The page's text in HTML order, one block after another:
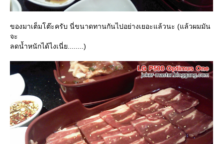
ของมาเต็มโต๊ะครับ นี่ขนาดทานกันไปอย่างเยอะแล้วนะ (แล้วผมมัน
จะ
ลดน้ำหนักได้ไงเนี่ย........)